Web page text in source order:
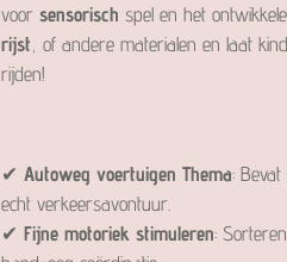
voor sensorisch spel en het
rijst , of andere materialen en laat
rijden!
✔ Autoweg voertuigen Thema:
echt verkeersavontuur.
✔ Fijne motoriek stimuleren: